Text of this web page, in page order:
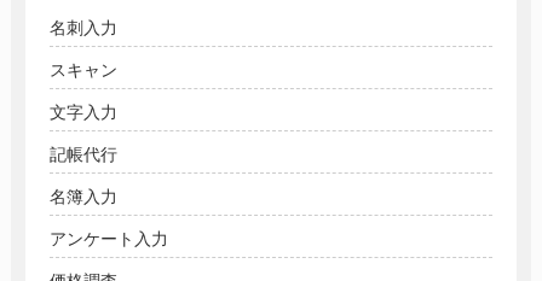
名刺入力
スキャン
文字入力
記帳代行
名簿入力
アンケート入力